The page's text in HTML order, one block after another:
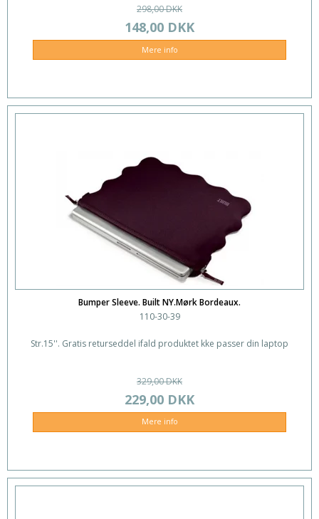
298,00 DKK
148,00 DKK
Mere info
Bumper Sleeve. Built NY.Mørk Bordeaux.
110-30-39
Str.15''. Gratis returseddel ifald produktet kke passer din laptop
329,00 DKK
229,00 DKK
Mere info